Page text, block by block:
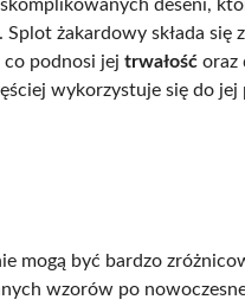
deseni,
Splot żakardowy składa się
podnosi jej trwałość oraz
wykorzystuje się do jej
mogą być bardzo
wzorów po